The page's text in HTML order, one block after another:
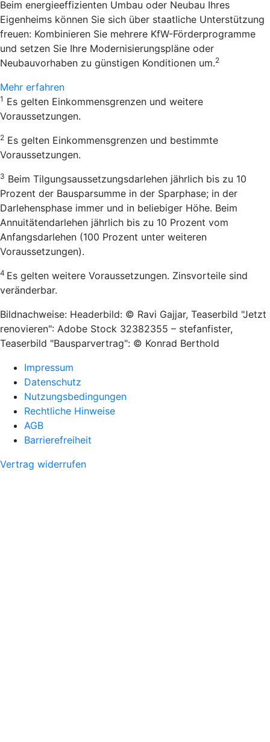
Beim energieeffizienten Umbau oder Neubau Ihres
Eigenheims können Sie sich über staatliche Unterstützung
freuen: Kombinieren Sie mehrere KfW-Förderprogramme
und setzen Sie Ihre Modernisierungspläne oder
Neubauvorhaben zu günstigen Konditionen um.2
Mehr erfahren
1 Es gelten Einkommensgrenzen und weitere
Voraussetzungen.
2 Es gelten Einkommensgrenzen und bestimmte
Voraussetzungen.
3 Beim Tilgungsaussetzungsdarlehen jährlich bis zu 10
Prozent der Bausparsumme in der Sparphase; in der
Darlehensphase immer und in beliebiger Höhe. Beim
Annuitätendarlehen jährlich bis zu 10 Prozent vom
Anfangsdarlehen (100 Prozent unter weiteren
Voraussetzungen).
4 Es gelten weitere Voraussetzungen. Zinsvorteile sind
veränderbar.
Bildnachweise: Headerbild: © Ravi Gajjar, Teaserbild "Jetzt
renovieren": Adobe Stock 32382355 – stefanfister,
Teaserbild "Bausparvertrag": © Konrad Berthold
Impressum
Datenschutz
Nutzungsbedingungen
Rechtliche Hinweise
AGB
Barrierefreiheit
Vertrag widerrufen